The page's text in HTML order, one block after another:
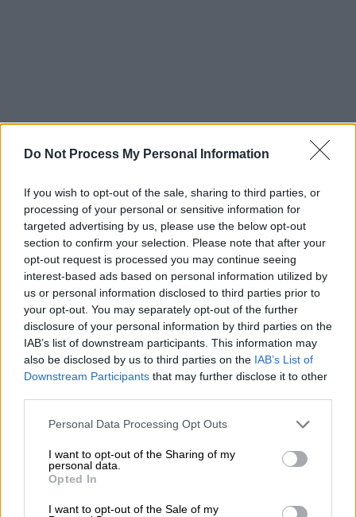
Do Not Process My Personal Information
If you wish to opt-out of the sale, sharing to third parties, or
processing of your personal or sensitive information for
targeted advertising by us, please use the below opt-out
section to confirm your selection. Please note that after your
opt-out request is processed you may continue seeing
interest-based ads based on personal information utilized by
us or personal information disclosed to third parties prior to
your opt-out. You may separately opt-out of the further
disclosure of your personal information by third parties on the
IAB’s list of downstream participants. This information may
also be disclosed by us to third parties on the IAB’s List of
Downstream Participants that may further disclose it to other
Please note that this website/app uses one or more Google
not limited to your visit or usage behaviour. You may click to
grant or deny consent to Google and its third-party tags to
use your data for below specified purposes in below Google
consent section.
Personal Data Processing Opt Outs
I want to opt-out of the Sharing of my
personal data.
Opted In
I want to opt-out of the Sale of my
Παρόλο που ο καταδικασμένος σε 17 φορές
ισόβια και επιπλέον κάθειρξη 25 ετών
Γιωτόπουλος αποφυλακίστηκε πριν δύο
εβδομάδες, ο αντεισαγγελέας του Αρείου
Πάγου, Σοφοκλής Λογοθέτης, ο οποίος
μελέτησε τη δικογραφία, εισηγήθηκε την
άσκηση αναίρεσης κατά του βουλεύματος,
εκφράζοντας την άποψη ότι στην περίπτωση
Γιωτόπουλου δεν συντρέχουν οι νόμιμες
προϋποθέσεις για την υφ’ όρον απόλυση.